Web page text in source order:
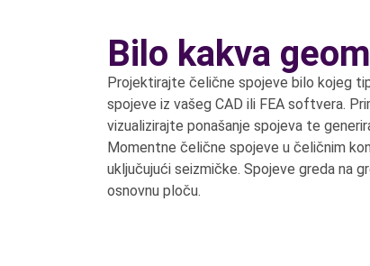
Bilo kakva
Projektirajte čelične spojeve bilo kojeg
spojeve iz vašeg CAD ili FEA softvera.
vizualizirajte ponašanje spojeva te
Momentne čelične spojeve u čeličnim
uključujući seizmičke. Spojeve greda na
osnovnu ploču.